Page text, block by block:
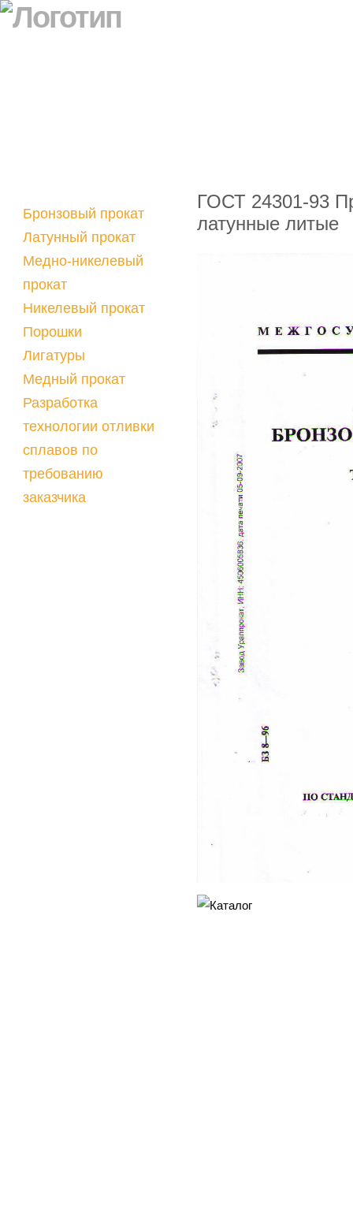
Бронзовый прокат
Латунный прокат
Медно-никелевый
прокат
Никелевый прокат
Порошки
Лигатуры
Медный прокат
Разработка
технологии отливки
сплавов по
требованию
заказчика
ГОСТ 24301-93
латунные литые